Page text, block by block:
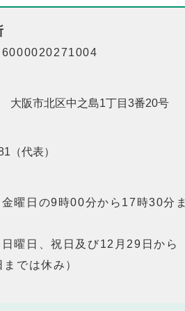
6000020271004
大阪市北区中之島1丁目3番20号
（代表）
金曜日の9時00分から17時30分ま
日曜日、祝日及び12月29日から
では休み）